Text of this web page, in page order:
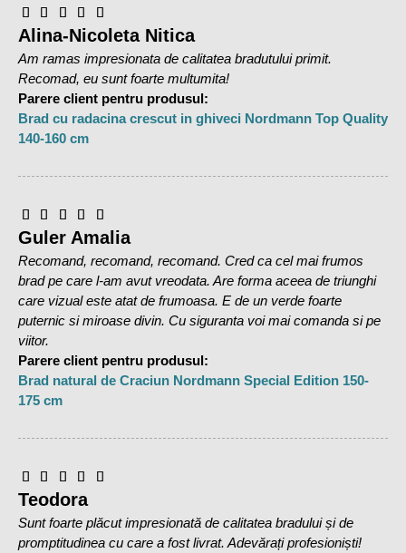
Alina-Nicoleta Nitica
Am ramas impresionata de calitatea bradutului primit.
Recomad, eu sunt foarte multumita!
Parere client pentru produsul:
Brad cu radacina crescut in ghiveci Nordmann Top Quality
140-160 cm
Guler Amalia
Recomand, recomand, recomand. Cred ca cel mai frumos
brad pe care l-am avut vreodata. Are forma aceea de triunghi
care vizual este atat de frumoasa. E de un verde foarte
puternic si miroase divin. Cu siguranta voi mai comanda si pe
viitor.
Parere client pentru produsul:
Brad natural de Craciun Nordmann Special Edition 150-
175 cm
Teodora
Sunt foarte plăcut impresionată de calitatea bradului și de
promptitudinea cu care a fost livrat. Adevărați profesioniști!